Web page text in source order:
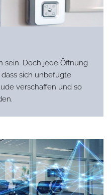
sein. Doch jede Öffnung
sich unbefugte
verschaffen und so